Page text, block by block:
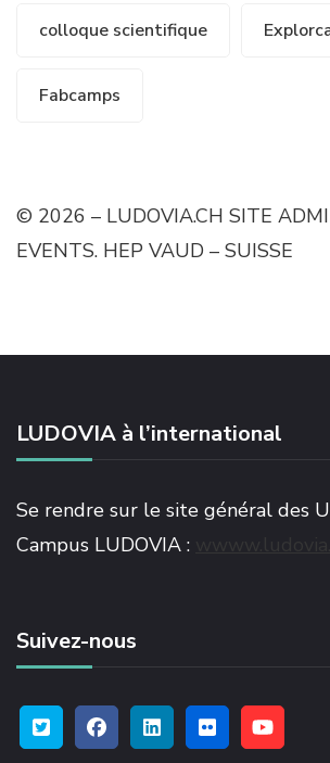
colloque scientifique
Fabcamps
© 2026 – LUDOVIA.CH SITE
EVENTS. HEP VAUD – SUISSE
LUDOVIA à l’international
Se rendre sur le site général des
Campus LUDOVIA :
Suivez-nous